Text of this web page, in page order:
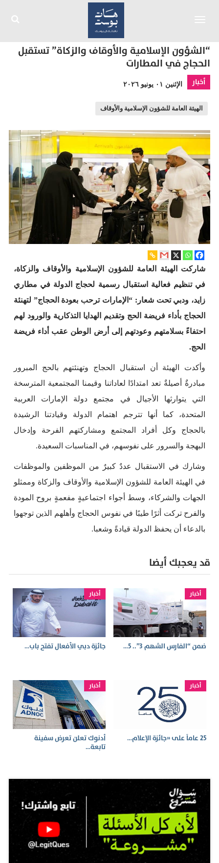
“الشؤون الإسلامية والأوقاف والزكاة” تستقبل
الحجاج في المطارات
أخبار الإثنين ٠١ يونيو ٢٠٢٦
الهيئة العامة للشؤون الإسلامية والأوقاف
شاركت الهيئة العامة للشؤون الإسلامية والأوقاف والزكاة،
في تنظيم فعالية استقبال رسمية لحجاج الدولة في مطاري
زايد، ودبي تحت شعار: “الإمارات ترحب بعودة الحجاج” لتهنئة
الحجاج بأداء فريضة الحج وتقديم الهدايا التذكارية والورود لهم
احتفاءً بسلامتهم وعودتهم إلى أرض الوطن عقب أداء فريضة
الحج.
وأكدت الهيئة أن استقبال الحجاج وتهنئتهم بالحج المبرور
مبادرةٌ أصيلةٌ تعد امتدادًا لعاداتنا وقيمنا المجتمعية المترسخة
التي يتوارثها الأجيال في مجتمع دولة الإمارات العربية
المتحدة، كما أنها تترجم اهتمام الدولة وقيادتنا الرشيدة
بالحجاج وكل أفراد المجتمع ومشاركتهم الفرحة وإدخال
البهجة والسرور على نفوسهم، في المناسبات السعيدة.
وشارك في الاستقبال عددٌ كبيرٌ من الموظفين والموظفات
في الهيئة العامة للشؤون الإسلامية والأوقاف والزكاة وممثلو
الجهات والشركاء، وسط أجواء اجتماعيةٍ مفعمةٍ بروح المودة
والفرح تركت أثرًا طيبًا في نفوس الحجاج وأهلهم الذين توجهوا
بالدعاء أن يحفظ الدولة قيادةً وشعبا.
قد يعجبك أيضا
أخبار
ضمن “الفارس الشهم 3”.. 5…
أخبار
جائزة دبي الأفعال تفتح باب…
أخبار
25 عاماً على «جائزة الإعلام…
أخبار
أدنوك تعلن تعرض سفينة
تابعة…